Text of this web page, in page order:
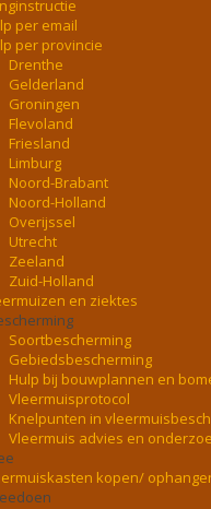
per email
per provincie
Drenthe
Gelderland
Groningen
Flevoland
Friesland
Limburg
Noord-Brabant
Noord-Holland
Overijssel
Utrecht
Zeeland
Zuid-Holland
en ziektes
Soortbescherming
Gebiedsbescherming
Hulp bij bouwplannen en
Vleermuisprotocol
Knelpunten in
Vleermuis advies en
kopen/